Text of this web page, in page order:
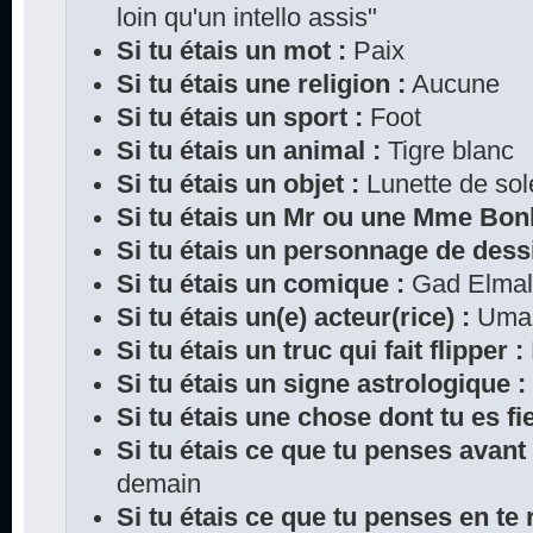
loin qu'un intello assis"
Si tu étais un mot : Paix
Si tu étais une religion : Aucune
Si tu étais un sport : Foot
Si tu étais un animal : Tigre blanc
Si tu étais un objet : Lunette de
Si tu étais un Mr ou une Mme
Si tu étais un personnage de
Si tu étais un comique : Gad
Si tu étais un(e) acteur(rice) :
Si tu étais un truc qui fait flipper :
Si tu étais un signe astrologique :
Si tu étais une chose dont tu es
Si tu étais ce que tu penses
demain
Si tu étais ce que tu penses en te